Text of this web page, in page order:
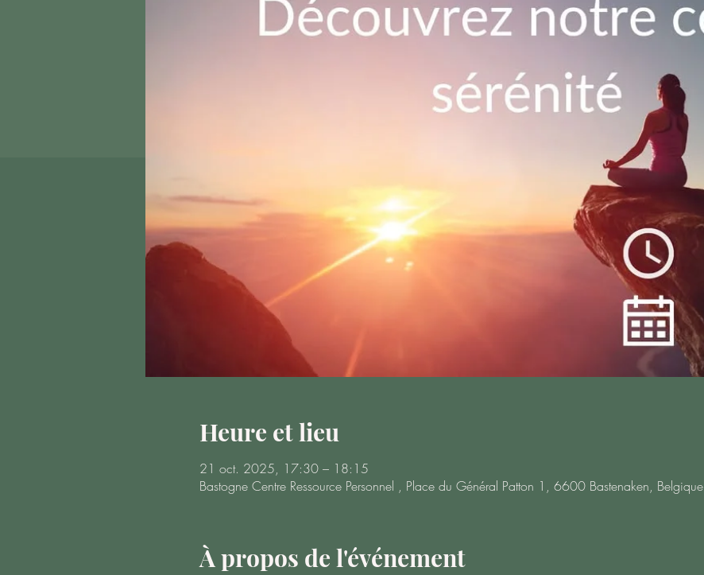
Heure et lieu
21 oct. 2025, 17:30 – 18:15
Bastogne Centre Ressource Personnel , Place du Général Patton 1, 6600 Bastenaken, Belgique
À propos de l'événement